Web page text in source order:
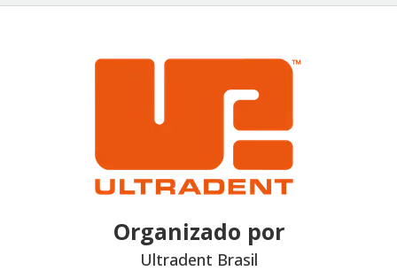
Organizado por
Ultradent Brasil